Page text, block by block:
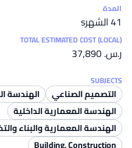
المدة
41 الشهرs
TOTAL ESTIMATED COST (LOCAL)
ر.س.‏ 37,890
SUBJECTS
التصميم الصناعي
الهندسة
الهندسة المعمارية الداخلية
الهندسة المعمارية والبناء